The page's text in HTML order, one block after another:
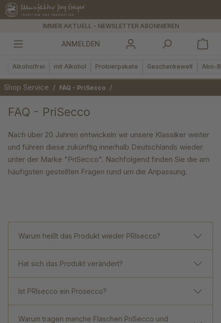
springen
IMMER AKTUELL - NEWSLETTER ABONNIEREN
ANMELDEN
Alkoholfrei mit Alkohol Probierpakete Geschenkewelt Abo-
Shop Service / FAQ - PriSecco /
FAQ - PriSecco
Nach über 20 Jahren entwickeln wir unsere Klassiker weiter
und führen diese zukünftig innerhalb Deutschlands wieder
unter der Marke "PriSecco". Nachfolgend finden Sie die am
häufigsten gestellten Fragen rund um die Anpassung.
Warum heißt das Produkt wieder PRIsecco?
Hat sich das Produkt verändert?
Ist PRIsecco ein Prosecco?
Warum tragen manche Flaschen PriSecco und